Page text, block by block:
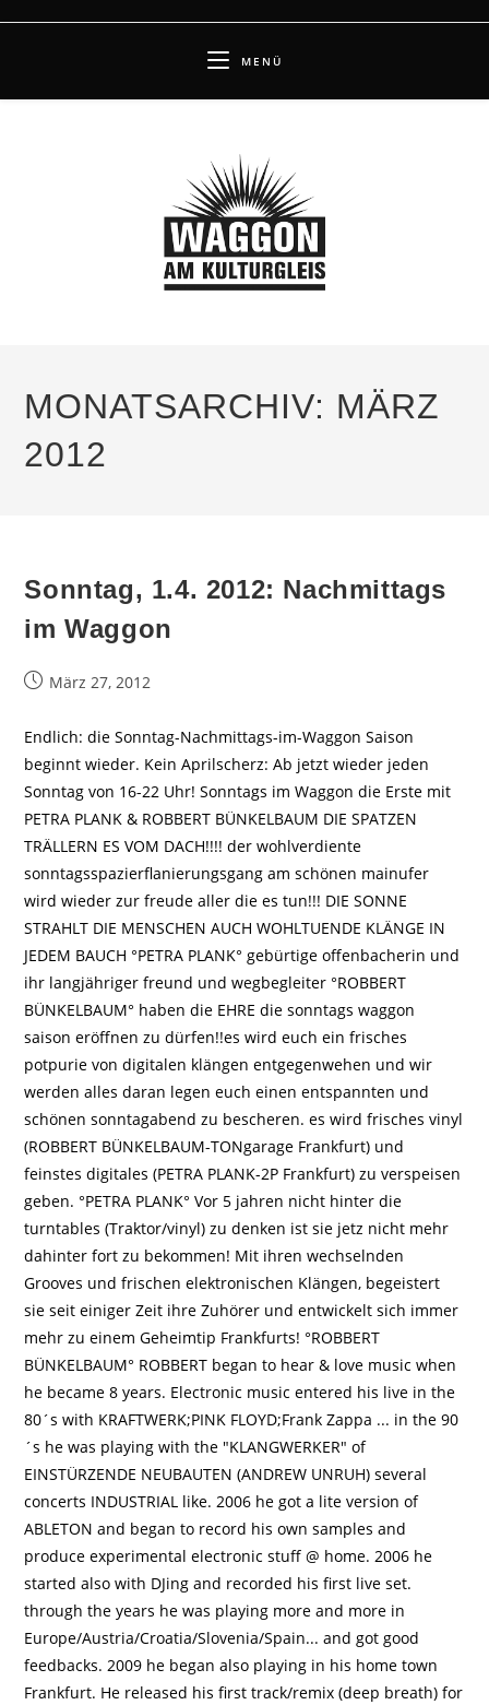
MENÜ
MONATSARCHIV: MÄRZ
2012
Sonntag, 1.4. 2012: Nachmittags
im Waggon
BeitragMärz 27, 2012
Endlich: die Sonntag-Nachmittags-im-Waggon Saison
beginnt wieder. Kein Aprilscherz: Ab jetzt wieder jeden
Sonntag von 16-22 Uhr! Sonntags im Waggon die Erste mit
PETRA PLANK & ROBBERT BÜNKELBAUM DIE SPATZEN
TRÄLLERN ES VOM DACH!!!! der wohlverdiente
sonntagsspazierflanierungsgang am schönen mainufer
wird wieder zur freude aller die es tun!!! DIE SONNE
STRAHLT DIE MENSCHEN AUCH WOHLTUENDE KLÄNGE IN
JEDEM BAUCH °PETRA PLANK° gebürtige offenbacherin und
ihr langjähriger freund und wegbegleiter °ROBBERT
BÜNKELBAUM° haben die EHRE die sonntags waggon
saison eröffnen zu dürfen!!es wird euch ein frisches
potpurie von digitalen klängen entgegenwehen und wir
werden alles daran legen euch einen entspannten und
schönen sonntagabend zu bescheren. es wird frisches vinyl
(ROBBERT BÜNKELBAUM-TONgarage Frankfurt) und
feinstes digitales (PETRA PLANK-2P Frankfurt) zu verspeisen
geben. °PETRA PLANK° Vor 5 jahren nicht hinter die
turntables (Traktor/vinyl) zu denken ist sie jetz nicht mehr
dahinter fort zu bekommen! Mit ihren wechselnden
Grooves und frischen elektronischen Klängen, begeistert
sie seit einiger Zeit ihre Zuhörer und entwickelt sich immer
mehr zu einem Geheimtip Frankfurts! °ROBBERT
BÜNKELBAUM° ROBBERT began to hear & love music when
he became 8 years. Electronic music entered his live in the
80´s with KRAFTWERK;PINK FLOYD;Frank Zappa ... in the 90
´s he was playing with the "KLANGWERKER" of
EINSTÜRZENDE NEUBAUTEN (ANDREW UNRUH) several
concerts INDUSTRIAL like. 2006 he got a lite version of
ABLETON and began to record his own samples and
produce experimental electronic stuff @ home. 2006 he
started also with DJing and recorded his first live set.
through the years he was playing more and more in
Europe/Austria/Croatia/Slovenia/Spain... and got good
feedbacks. 2009 he began also playing in his home town
Frankfurt. He released his first track/remix (deep breath) for